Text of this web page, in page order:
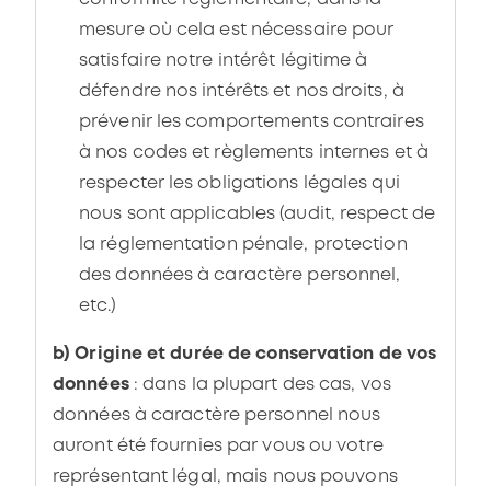
mesure où cela est nécessaire pour
satisfaire notre intérêt légitime à
défendre nos intérêts et nos droits, à
prévenir les comportements contraires
à nos codes et règlements internes et à
respecter les obligations légales qui
nous sont applicables (audit, respect de
la réglementation pénale, protection
des données à caractère personnel,
etc.)
b) Origine et durée de conservation de vos
données : dans la plupart des cas, vos
données à caractère personnel nous
auront été fournies par vous ou votre
représentant légal, mais nous pouvons